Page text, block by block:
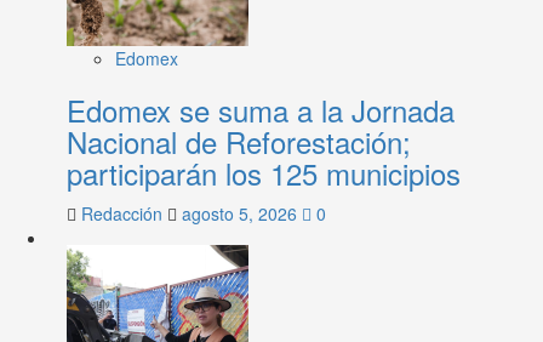
Edomex
Edomex se suma a la Jornada
Nacional de Reforestación;
participarán los 125 municipios
Redacción agosto 5, 2026 0